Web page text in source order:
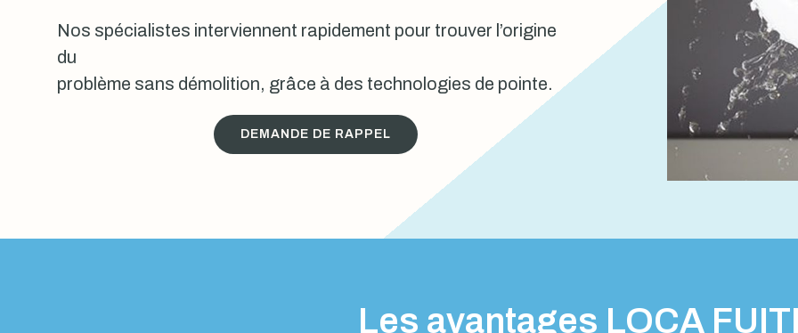
Nos spécialistes interviennent rapidement pour trouver l’origine
du
problème sans démolition, grâce à des technologies de pointe.
DEMANDE DE RAPPEL
Les avantages LOCA